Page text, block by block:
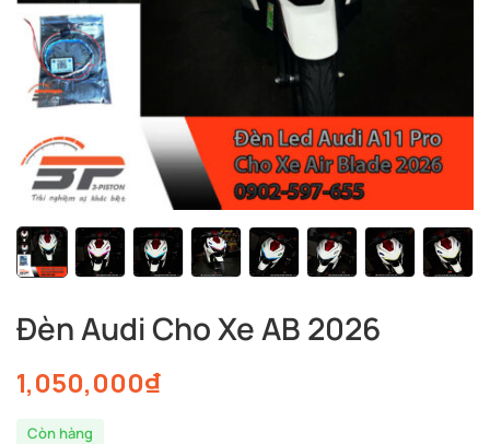
Đèn Audi Cho Xe AB 2026
1,050,000₫
Còn hàng